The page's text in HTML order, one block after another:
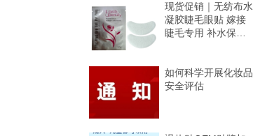
现货促销｜无纺布水
凝胶睫毛眼贴 嫁接
睫毛专用 补水保湿
如何科学开展化妆品
安全评估